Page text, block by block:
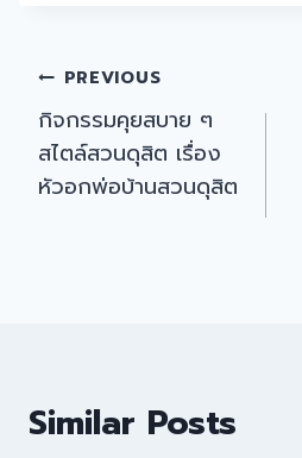
Post
navigation
PREVIOUS
กิจกรรมคุยสบาย ๆ
สไตล์สวนดุสิต เรื่อง
หัวอกพ่อบ้านสวนดุสิต
Similar Posts